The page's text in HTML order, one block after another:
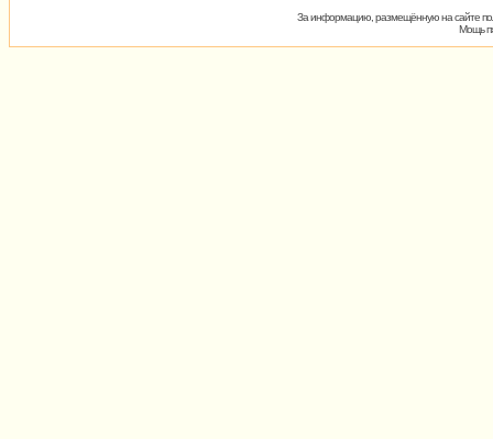
За информацию, размещённую на сайте
Мощь